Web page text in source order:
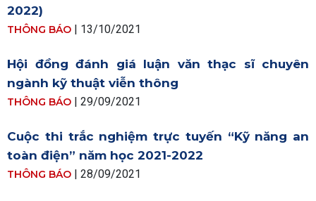
2022)
THÔNG BÁO | 13/10/2021
Hội đồng đánh giá luận văn thạc sĩ chuyên
ngành kỹ thuật viễn thông
THÔNG BÁO | 29/09/2021
Cuộc thi trắc nghiệm trực tuyến “Kỹ năng an
toàn điện” năm học 2021-2022
THÔNG BÁO | 28/09/2021